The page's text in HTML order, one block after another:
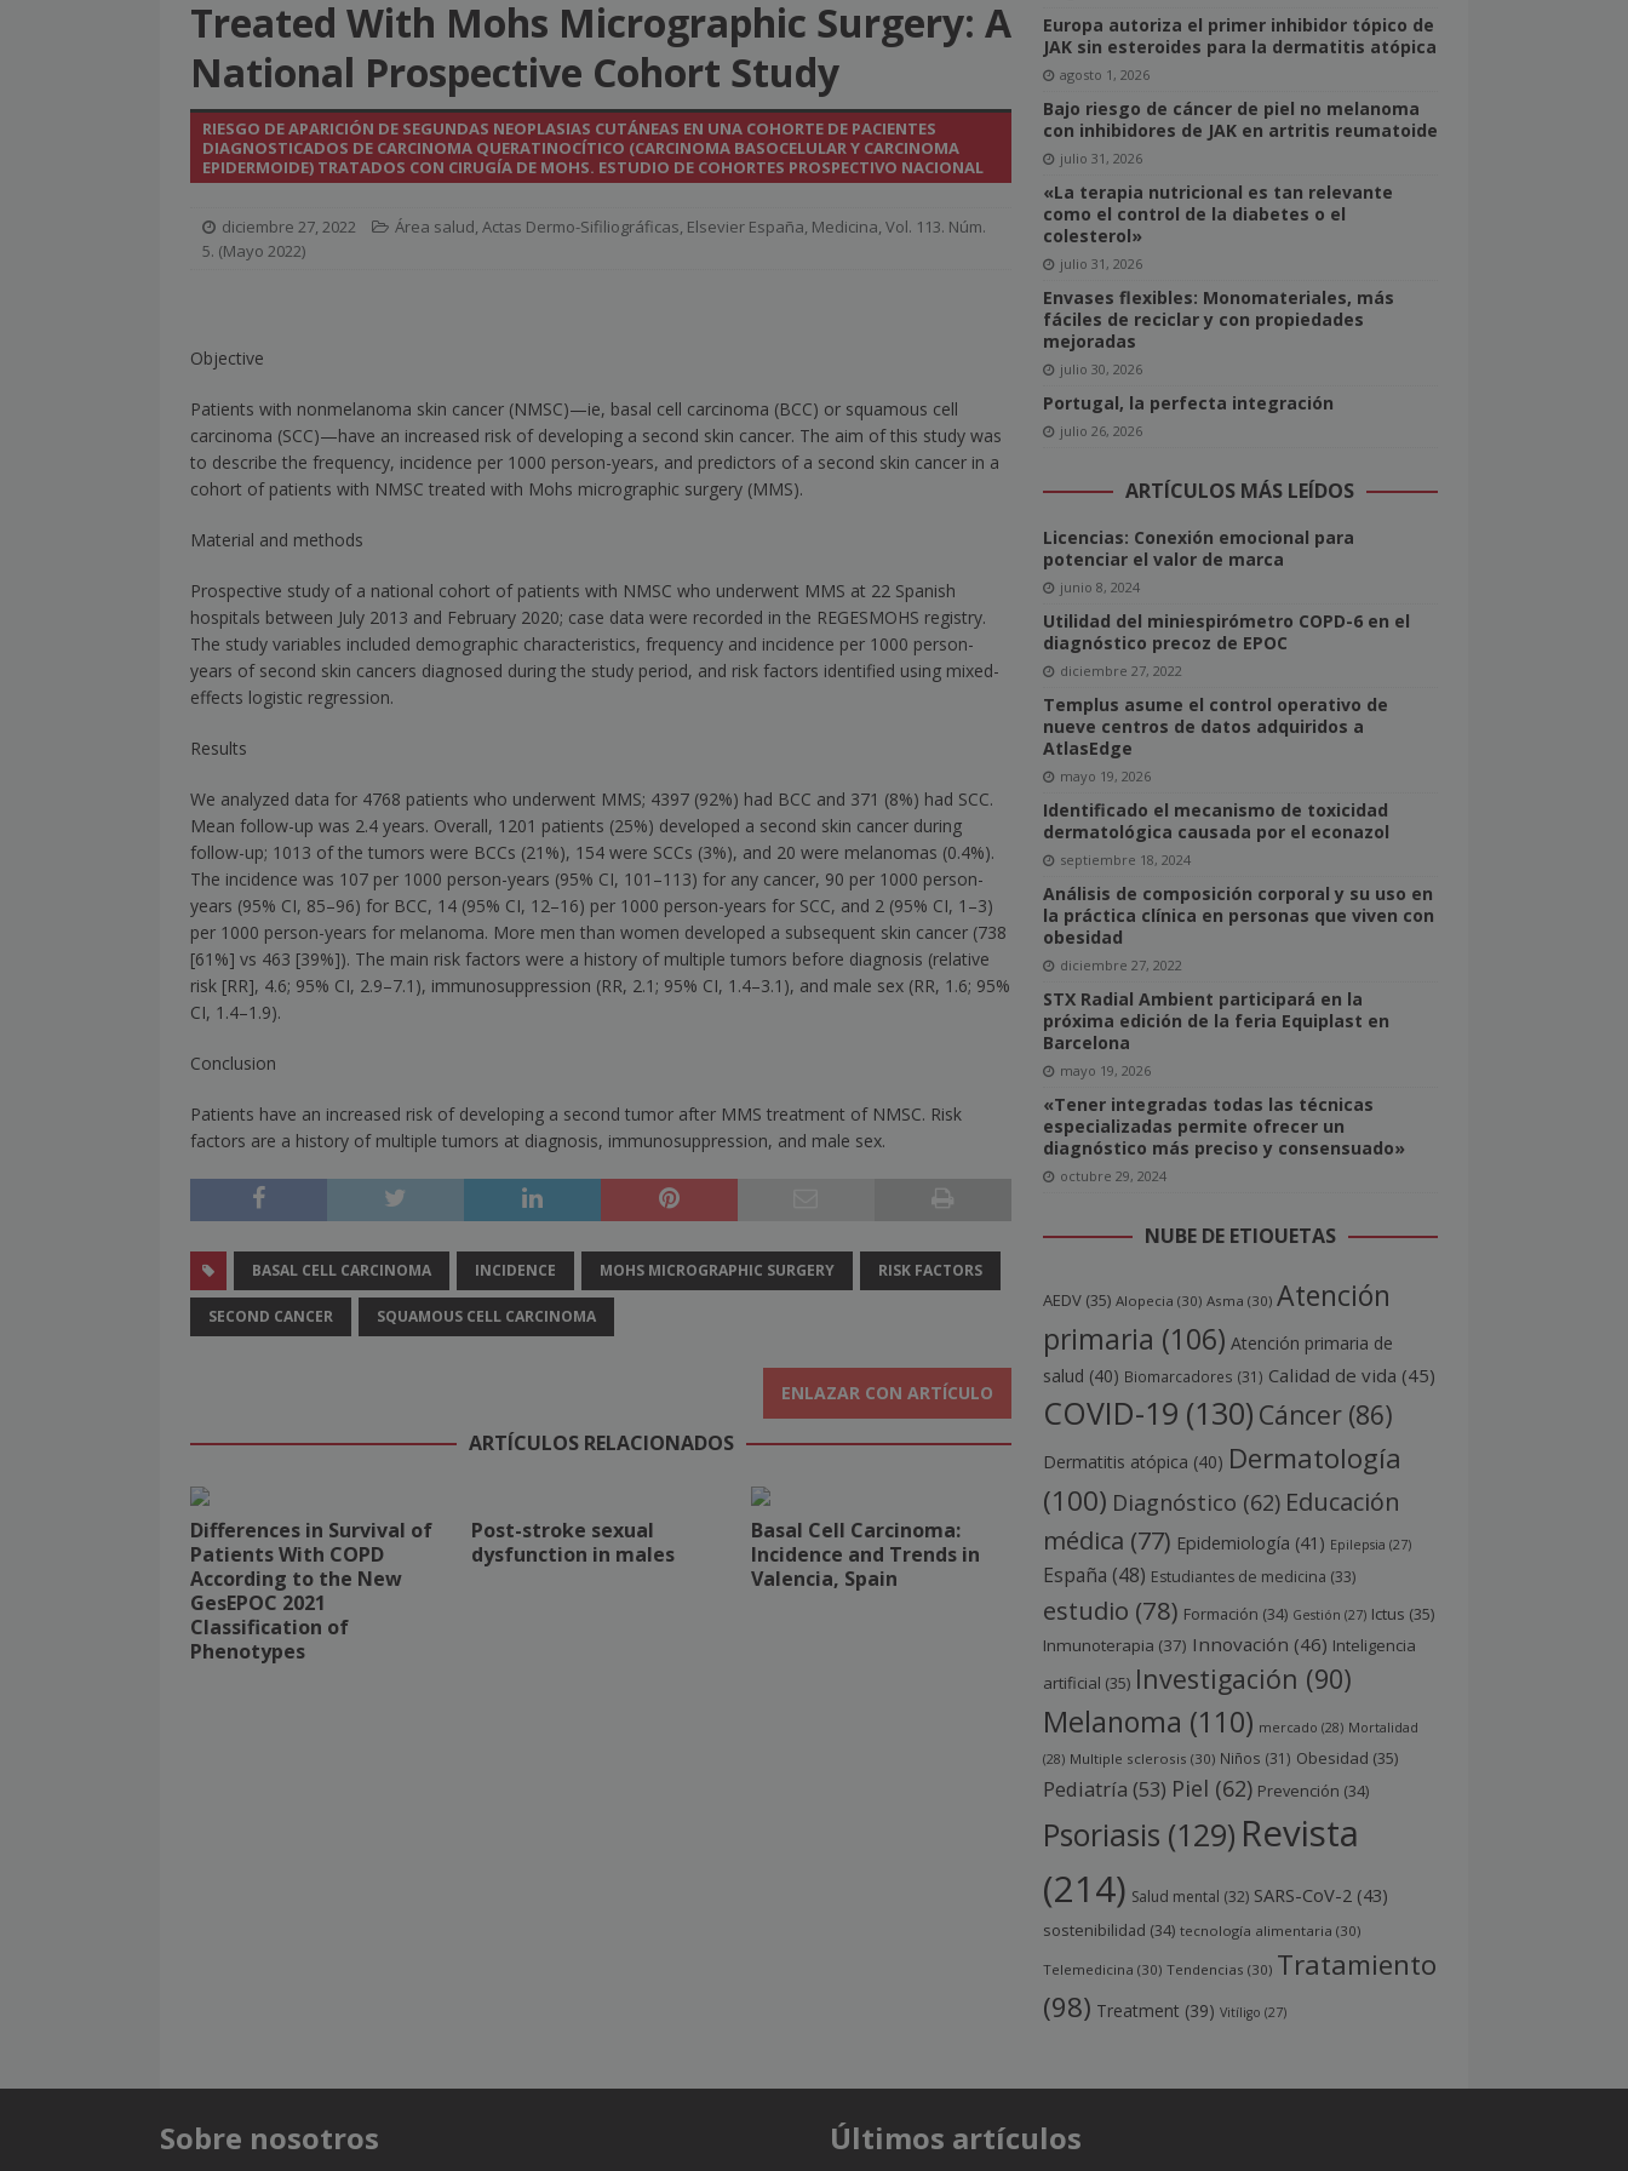
[ julio 2, 2026 ] Nueva presidenta del Comité de Directores de WAN-IFRA
NOTICIAS
[ julio 2, 2026 ] ¿La búsqueda «zero-click» supone realmente una amenaza para el sector editorial?
NOTICIAS
[ julio 2, 2026 ] Cómo la APPEC acerca las revistas en catalán a más lectores
NOTICIAS
mínimo histórico
NOTICIAS
Treated With Mohs Micrographic Surgery: A
National Prospective Cohort Study
RIESGO DE APARICIÓN DE SEGUNDAS NEOPLASIAS CUTÁNEAS EN UNA COHORTE DE PACIENTES
DIAGNOSTICADOS DE CARCINOMA QUERATINOCÍTICO (CARCINOMA BASOCELULAR Y CARCINOMA
EPIDERMOIDE) TRATADOS CON CIRUGÍA DE MOHS. ESTUDIO DE COHORTES PROSPECTIVO NACIONAL
diciembre 27, 2022 Área salud, Actas Dermo-Sifiliográficas, Elsevier España, Medicina, Vol. 113. Núm.
5. (Mayo 2022)
Objective
Patients with nonmelanoma skin cancer (NMSC)—ie, basal cell carcinoma (BCC) or squamous cell
carcinoma (SCC)—have an increased risk of developing a second skin cancer. The aim of this study was
to describe the frequency, incidence per 1000 person-years, and predictors of a second skin cancer in a
cohort of patients with NMSC treated with Mohs micrographic surgery (MMS).
Material and methods
Prospective study of a national cohort of patients with NMSC who underwent MMS at 22 Spanish
hospitals between July 2013 and February 2020; case data were recorded in the REGESMOHS registry.
The study variables included demographic characteristics, frequency and incidence per 1000 person-
years of second skin cancers diagnosed during the study period, and risk factors identified using mixed-
effects logistic regression.
Results
We analyzed data for 4768 patients who underwent MMS; 4397 (92%) had BCC and 371 (8%) had SCC.
Mean follow-up was 2.4 years. Overall, 1201 patients (25%) developed a second skin cancer during
follow-up; 1013 of the tumors were BCCs (21%), 154 were SCCs (3%), and 20 were melanomas (0.4%).
The incidence was 107 per 1000 person-years (95% CI, 101–113) for any cancer, 90 per 1000 person-
years (95% CI, 85–96) for BCC, 14 (95% CI, 12–16) per 1000 person-years for SCC, and 2 (95% CI, 1–3)
per 1000 person-years for melanoma. More men than women developed a subsequent skin cancer (738
[61%] vs 463 [39%]). The main risk factors were a history of multiple tumors before diagnosis (relative
risk [RR], 4.6; 95% CI, 2.9–7.1), immunosuppression (RR, 2.1; 95% CI, 1.4–3.1), and male sex (RR, 1.6; 95%
CI, 1.4–1.9).
Conclusion
Patients have an increased risk of developing a second tumor after MMS treatment of NMSC. Risk
factors are a history of multiple tumors at diagnosis, immunosuppression, and male sex.
BASAL CELL CARCINOMA INCIDENCE MOHS MICROGRAPHIC SURGERY RISK FACTORS
SECOND CANCER SQUAMOUS CELL CARCINOMA
ENLAZAR CON ARTÍCULO
ARTÍCULOS RELACIONADOS
Differences in Survival of
Patients With COPD
According to the New
GesEPOC 2021
Classification of
Phenotypes
Post-stroke sexual
dysfunction in males
Basal Cell Carcinoma:
Incidence and Trends in
Valencia, Spain
Europa autoriza el primer inhibidor tópico de
JAK sin esteroides para la dermatitis atópica
agosto 1, 2026
Bajo riesgo de cáncer de piel no melanoma
con inhibidores de JAK en artritis reumatoide
julio 31, 2026
«La terapia nutricional es tan relevante
como el control de la diabetes o el
colesterol»
julio 31, 2026
Envases flexibles: Monomateriales, más
fáciles de reciclar y con propiedades
mejoradas
julio 30, 2026
Portugal, la perfecta integración
julio 26, 2026
ARTÍCULOS MÁS LEÍDOS
Licencias: Conexión emocional para
potenciar el valor de marca
junio 8, 2024
Utilidad del miniespirómetro COPD-6 en el
diagnóstico precoz de EPOC
diciembre 27, 2022
Templus asume el control operativo de
nueve centros de datos adquiridos a
AtlasEdge
mayo 19, 2026
Identificado el mecanismo de toxicidad
dermatológica causada por el econazol
septiembre 18, 2024
Análisis de composición corporal y su uso en
la práctica clínica en personas que viven con
obesidad
diciembre 27, 2022
STX Radial Ambient participará en la
próxima edición de la feria Equiplast en
Barcelona
mayo 19, 2026
«Tener integradas todas las técnicas
especializadas permite ofrecer un
diagnóstico más preciso y consensuado»
octubre 29, 2024
NUBE DE ETIQUETAS
AEDV(35) Alopecia (30) Asma (30) Atención
primaria (106) Atención primaria de
salud (40) Biomarcadores (31) Calidad de vida (45)
COVID-19 (130) Cáncer(86)
Dermatitis atópica (40) Dermatología
(100) Diagnóstico (62) Educación
médica (77) Epidemiología (41) Epilepsia (27)
España (48) Estudiantes de medicina (33)
estudio (78) Formación (34) Gestión (27) Ictus (35)
Inmunoterapia (37) Innovación (46) Inteligencia
artificial (35) Investigación (90)
Melanoma (110) mercado (28) Mortalidad
(28) Multiple sclerosis (30) Niños (31) Obesidad (35)
Pediatría (53) Piel (62) Prevención (34)
Psoriasis (129) Revista
(214) Salud mental (32) SARS-CoV-2 (43)
sostenibilidad (34) tecnología alimentaria (30)
Telemedicina (30) Tendencias (30) Tratamiento
(98) Treatment (39) Vitíligo (27)
Sobre nosotros Últimos artículos